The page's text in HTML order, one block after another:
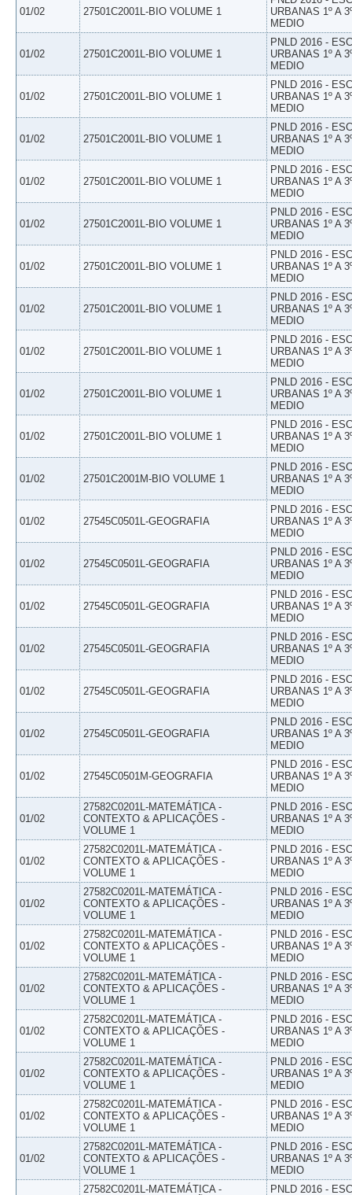
01/02 27501C2001L-BIO VOLUME 1
URBANAS 1º A
MEDIO
01/02 27501C2001L-BIO VOLUME 1
PNLD 2016 -
URBANAS 1º A
MEDIO
01/02 27501C2001L-BIO VOLUME 1
PNLD 2016 -
URBANAS 1º A
MEDIO
01/02 27501C2001L-BIO VOLUME 1
PNLD 2016 -
URBANAS 1º A
MEDIO
01/02 27501C2001L-BIO VOLUME 1
PNLD 2016 -
URBANAS 1º A
MEDIO
01/02 27501C2001L-BIO VOLUME 1
PNLD 2016 -
URBANAS 1º A
MEDIO
01/02 27501C2001L-BIO VOLUME 1
PNLD 2016 -
URBANAS 1º A
MEDIO
01/02 27501C2001L-BIO VOLUME 1
PNLD 2016 -
URBANAS 1º A
MEDIO
01/02 27501C2001L-BIO VOLUME 1
PNLD 2016 -
URBANAS 1º A
MEDIO
01/02 27501C2001L-BIO VOLUME 1
PNLD 2016 -
URBANAS 1º A
MEDIO
01/02 27501C2001L-BIO VOLUME 1
PNLD 2016 -
URBANAS 1º A
MEDIO
01/02 27501C2001M-BIO VOLUME 1
PNLD 2016 -
URBANAS 1º A
MEDIO
01/02 27545C0501L-GEOGRAFIA
PNLD 2016 -
URBANAS 1º A
MEDIO
01/02 27545C0501L-GEOGRAFIA
PNLD 2016 -
URBANAS 1º A
MEDIO
01/02 27545C0501L-GEOGRAFIA
PNLD 2016 -
URBANAS 1º A
MEDIO
01/02 27545C0501L-GEOGRAFIA
PNLD 2016 -
URBANAS 1º A
MEDIO
01/02 27545C0501L-GEOGRAFIA
PNLD 2016 -
URBANAS 1º A
MEDIO
01/02 27545C0501L-GEOGRAFIA
PNLD 2016 -
URBANAS 1º A
MEDIO
01/02 27545C0501M-GEOGRAFIA
PNLD 2016 -
URBANAS 1º A
MEDIO
01/02
27582C0201L-MATEMÁTICA -
CONTEXTO & APLICAÇÕES -
VOLUME 1
PNLD 2016 -
URBANAS 1º A
MEDIO
01/02
27582C0201L-MATEMÁTICA -
CONTEXTO & APLICAÇÕES -
VOLUME 1
PNLD 2016 -
URBANAS 1º A
MEDIO
01/02
27582C0201L-MATEMÁTICA -
CONTEXTO & APLICAÇÕES -
VOLUME 1
PNLD 2016 -
URBANAS 1º A
MEDIO
01/02
27582C0201L-MATEMÁTICA -
CONTEXTO & APLICAÇÕES -
VOLUME 1
PNLD 2016 -
URBANAS 1º A
MEDIO
01/02
27582C0201L-MATEMÁTICA -
CONTEXTO & APLICAÇÕES -
VOLUME 1
PNLD 2016 -
URBANAS 1º A
MEDIO
01/02
27582C0201L-MATEMÁTICA -
CONTEXTO & APLICAÇÕES -
VOLUME 1
PNLD 2016 -
URBANAS 1º A
MEDIO
01/02
27582C0201L-MATEMÁTICA -
CONTEXTO & APLICAÇÕES -
VOLUME 1
PNLD 2016 -
URBANAS 1º A
MEDIO
01/02
27582C0201L-MATEMÁTICA -
CONTEXTO & APLICAÇÕES -
VOLUME 1
PNLD 2016 -
URBANAS 1º A
MEDIO
01/02
27582C0201L-MATEMÁTICA -
CONTEXTO & APLICAÇÕES -
VOLUME 1
PNLD 2016 -
URBANAS 1º A
MEDIO
27582C0201L-MATEMÁTICA -
PNLD 2016 -